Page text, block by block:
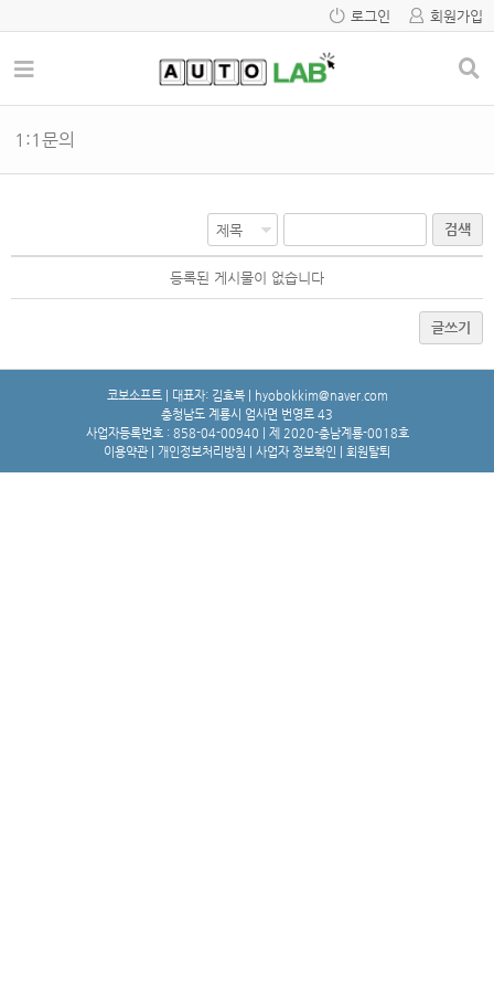
로그인 회원가입
1:1문의
검색
등록된 게시물이 없습니다
글쓰기
코보소프트 | 대표자: 김효복 | hyobokkim@naver.com
충청남도 계룡시 엄사면 번영로 43
사업자등록번호 : 858-04-00940 | 제 2020-충남계룡-0018호
이용약관
개인정보처리방침 사업자 정보확인 회원탈퇴